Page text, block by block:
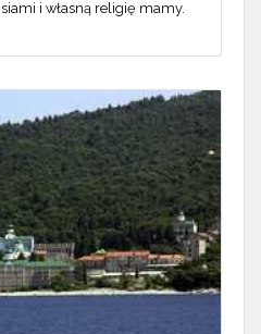
i własną religię mamy.